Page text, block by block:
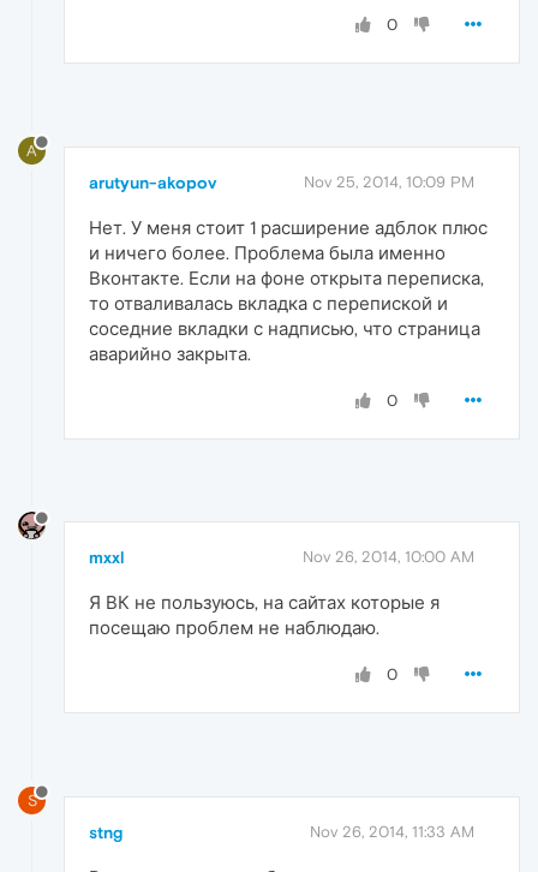
0
A
arutyun-akopov Nov 25, 2014, 10:09 PM
Нет. У меня стоит 1 расширение адблок плюс
и ничего более. Проблема была именно
Вконтакте. Если на фоне открыта переписка,
то отваливалась вкладка с перепиской и
соседние вкладки с надписью, что страница
аварийно закрыта.
0
mxxl Nov 26, 2014, 10:00 AM
Я ВК не пользуюсь, на сайтах которые я
посещаю проблем не наблюдаю.
0
S
stng Nov 26, 2014, 11:33 AM